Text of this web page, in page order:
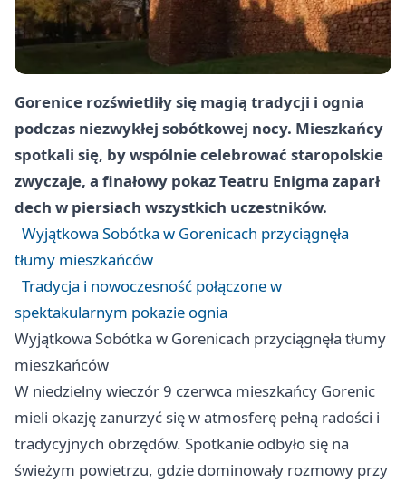
Gorenice rozświetliły się magią tradycji i ognia
podczas niezwykłej sobótkowej nocy. Mieszkańcy
spotkali się, by wspólnie celebrować staropolskie
zwyczaje, a finałowy pokaz Teatru Enigma zaparł
dech w piersiach wszystkich uczestników.
Wyjątkowa Sobótka w Gorenicach przyciągnęła
tłumy mieszkańców
Tradycja i nowoczesność połączone w
spektakularnym pokazie ognia
Wyjątkowa Sobótka w Gorenicach przyciągnęła tłumy
mieszkańców
W niedzielny wieczór 9 czerwca mieszkańcy Gorenic
mieli okazję zanurzyć się w atmosferę pełną radości i
tradycyjnych obrzędów. Spotkanie odbyło się na
świeżym powietrzu, gdzie dominowały rozmowy przy